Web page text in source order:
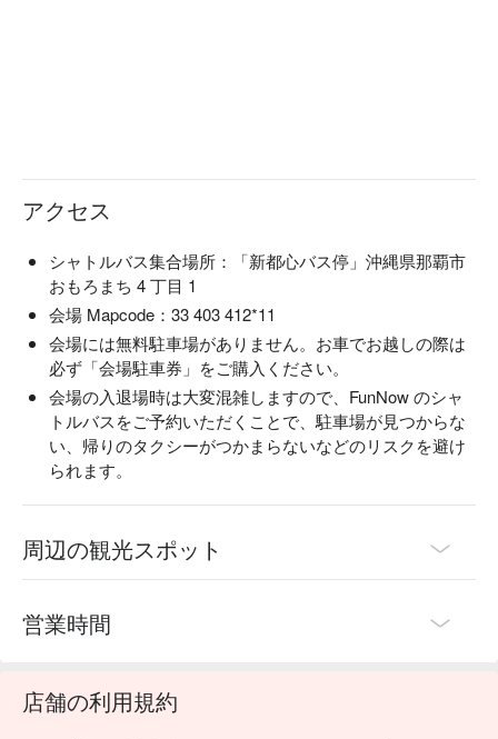
琉球海炎祭へ車で行く予定の方は、必ず事前に 会場駐車券
をご予約ください。当日は、駐車券を購入した車両のみが指
FunNow では数量限定で会場専用駐車券を販売
会場近くに駐車でき、荷物を持って長距離を歩く必要なし
当日の深刻な駐車混雑を避けるため、17:00 前の到着 が理想
的です
📍 なぜ FunNow で海炎祭への交通を予約するの？
中国語対応サイト + 中国語カスタマーサポート + 現地サポ
ートで安心
花火チケット、交通、レンタカー、レストラン、レジャーシ
ートまで一括予約可能
琉球海炎祭の公式海外販売パートナーとして、10,000 人以上
の海外旅行者 に利用されています
適な花火アクセスを確保！
シャトルバス・会場駐車券はいずれも数量限定で、完売後の
花火当日は人出・交通ともに大混雑が予想されます。
アクセス
シャトルバス集合場所：「新都心バス停」沖縄県那覇市
おもろまち 4 丁目 1
会場 Mapcode：33 403 412*11
会場には無料駐車場がありません。お車でお越しの際は
必ず「会場駐車券」をご購入ください。
会場の入退場時は大変混雑しますので、FunNow のシャ
トルバスをご予約いただくことで、駐車場が見つからな
い、帰りのタクシーがつかまらないなどのリスクを避け
られます。
周辺の観光スポット
営業時間
店舗の利用規約